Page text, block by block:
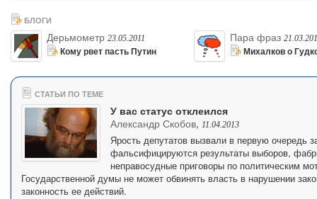
БЛОГИ
Дерьмометр 23.05.2011
Кому рвет пасть Путин
Пара фраз
Михалков о
СТАТЬИ ПО ТЕМЕ
У вас статус отклеился
Александр Скобов, 11.04.2013
Ярость депутатов вызвали в первую очередь
фальсифицируются результаты выборов,
неправосудные приговоры по политическим
Государственной думы не может обвинять власть в нарушении
законность ее действий.